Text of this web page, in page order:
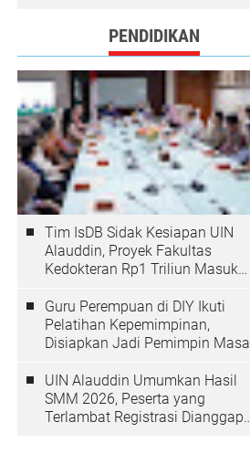
PENDIDIKAN
Tim IsDB Sidak Kesiapan UIN
Alauddin, Proyek Fakultas
Kedokteran Rp1 Triliun Masuk
Guru Perempuan di DIY Ikuti
Pelatihan Kepemimpinan,
Disiapkan Jadi Pemimpin Masa
UIN Alauddin Umumkan Hasil
SMM 2026, Peserta yang
Terlambat Registrasi Dianggap